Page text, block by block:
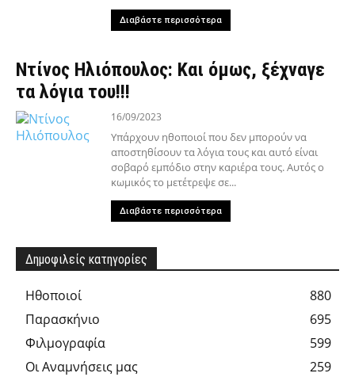
Διαβάστε περισσότερα
Ντίνος Ηλιόπουλος: Και όμως, ξέχναγε
τα λόγια του!!!
16/09/2023
Υπάρχουν ηθοποιοί που δεν μπορούν να
αποστηθίσουν τα λόγια τους και αυτό είναι
σοβαρό εμπόδιο στην καριέρα τους. Αυτός ο
κωμικός το μετέτρεψε σε...
Διαβάστε περισσότερα
Δημοφιλείς κατηγορίες
Hθοποιοί
880
Παρασκήνιο
695
Φιλμογραφία
599
Οι Αναμνήσεις μας
259